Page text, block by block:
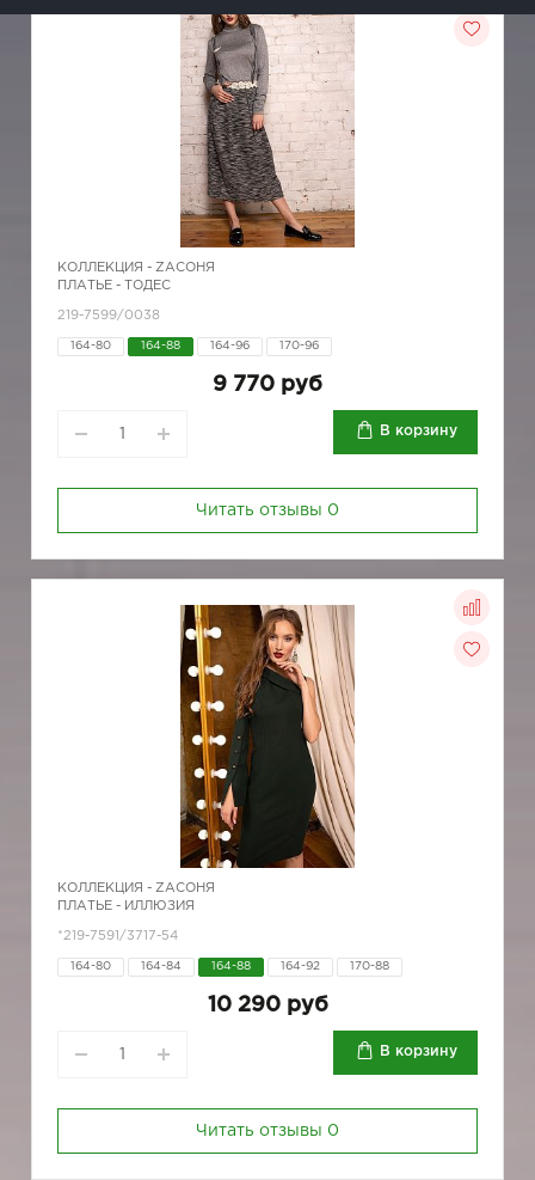
КОЛЛЕКЦИЯ - ZAСОНЯ
ПЛАТЬЕ - ТОДЕС
219-7599/0038
164-80 164-88 164-96 170-96
9 770 руб
В корзину
Читать отзывы 0
КОЛЛЕКЦИЯ - ZAСОНЯ
ПЛАТЬЕ - ИЛЛЮЗИЯ
*219-7591/3717-54
164-80 164-84 164-88 164-92 170-88
10 290 руб
В корзину
Читать отзывы 0